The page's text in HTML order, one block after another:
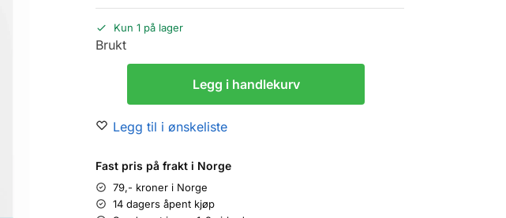
Kun 1 på lager
Brukt
Legg i handlekurv
Legg til i ønskeliste
Fast pris på frakt i Norge
79,- kroner i Norge
14 dagers åpent kjøp